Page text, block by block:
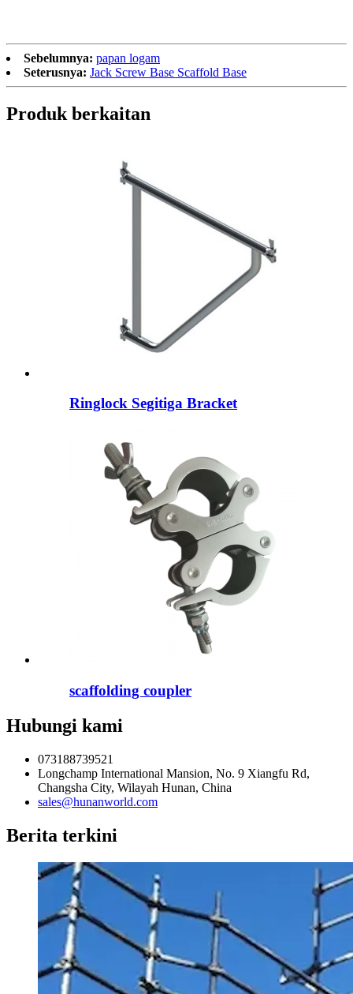
Sebelumnya: papan logam
Seterusnya: Jack Screw Base Scaffold Base
Produk berkaitan
Ringlock Segitiga Bracket
scaffolding coupler
Hubungi kami
073188739521
Longchamp International Mansion, No. 9 Xiangfu Rd,
Changsha City, Wilayah Hunan, China
sales@hunanworld.com
Berita terkini